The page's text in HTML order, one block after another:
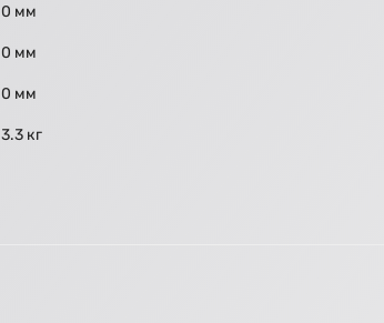
0 мм
0 мм
0 мм
3.3 кг